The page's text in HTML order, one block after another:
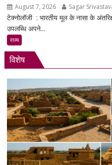
August 7, 2026 Sagar
टेक्नोलॉजी : भारतीय मूल के नासा के
उपलब्धि अपने...
राज्य
विशेष